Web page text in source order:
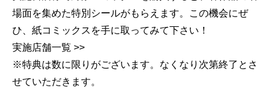
場面を集めた特別シールがもらえます。この機会にぜ
ひ、紙コミックスを手に取ってみて下さい！
実施店舗一覧 >>
※特典は数に限りがございます。なくなり次第終了とさ
せていただきます。